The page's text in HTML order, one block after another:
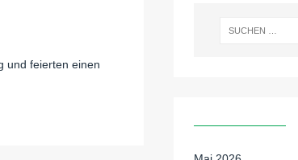
und feierten einen